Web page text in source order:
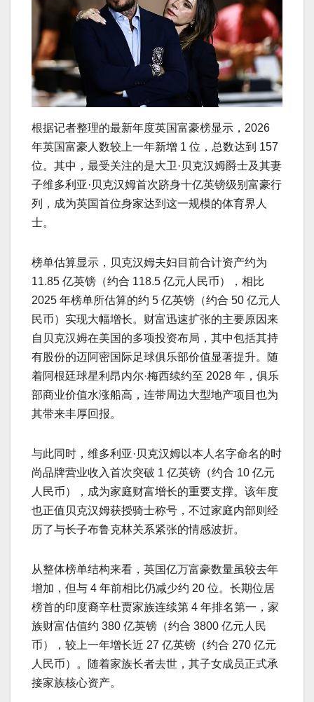
根据记者整理的最新年度英国富豪榜显示，2026
年英国富豪人数较上一年新增 1 位，总数达到 157
位。其中，最受关注的是大卫·贝克汉姆爵士及其妻
子维多利亚·贝克汉姆首次跻身十亿英镑级别富豪行
列，成为英国首位身家达到这一规模的体育界人
士。
榜单估算显示，贝克汉姆夫妇目前合计资产约为
11.85 亿英镑（约合 118.5 亿元人民币），相比
2025 年榜单所估算的约 5 亿英镑（约合 50 亿元人
民币）实现大幅增长。财富迅速扩张的主要原因来
自贝克汉姆在美国的多项投资布局，其中包括其持
有股份的迈阿密国际足球俱乐部价值显著提升。随
着阿根廷球星利昂内尔·梅西续约至 2028 年，俱乐
部商业价值水涨船高，连带周边大型地产项目也为
其带来丰厚回报。
与此同时，维多利亚·贝克汉姆以本人名字命名的时
尚品牌营业收入首次突破 1 亿英镑（约合 10 亿元
人民币），成为家庭财富增长的重要支撑。该年度
也正值贝克汉姆获授骑士称号，不过家庭内部则经
历了与长子布鲁克林关系紧张的情感波折。
从整体榜单结构来看，英国亿万富豪数量虽较去年
增加，但与 4 年前相比仍减少约 20 位。长期位居
榜首的印度裔辛杜贾家族连续第 4 年排名第一，家
族财富估值约 380 亿英镑（约合 3800 亿元人民
币），较上一年增长近 27 亿英镑（约合 270 亿元
人民币）。随着家族长者去世，其子女成员正式承
接家族核心资产。